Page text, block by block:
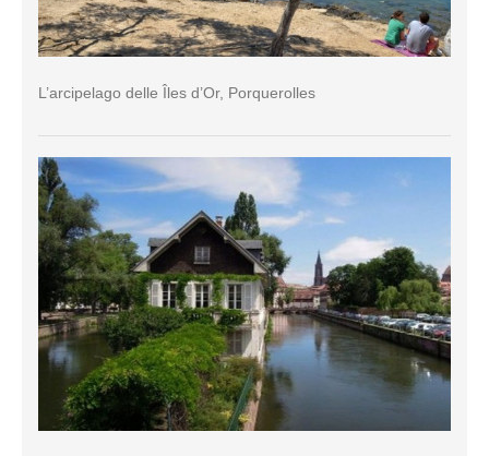
L’arcipelago delle Îles d’Or, Porquerolles